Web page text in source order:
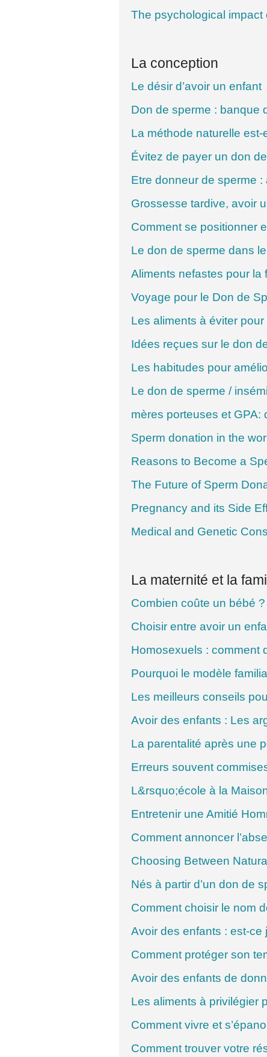
The psychological
La conception
Le désir d’avoir un enfant
Don de sperme : banque
La méthode naturelle
Évitez de payer un don
Etre donneur de sperme
Grossesse tardive, avoir
Comment se positionner
Le don de sperme dans
Aliments nefastes pour la
Voyage pour le Don de
Les aliments à éviter
Idées reçues sur le don
Les habitudes pour
Le don de sperme /
mères porteuses et GPA:
Sperm donation in the
Reasons to Become a
The Future of Sperm
Pregnancy and its Side
Medical and Genetic
La maternité et la
Combien coûte un bébé ?
Choisir entre avoir un
Homosexuels : comment
Pourquoi le modèle
Les meilleurs conseils
Avoir des enfants : Les
La parentalité après une
Erreurs souvent
L&rsquo;école à la
Entretenir une Amitié
Comment annoncer
Choosing Between
Nés à partir d’un don de
Comment choisir le nom
Avoir des enfants : est-ce
Comment protéger son
Avoir des enfants de
Les aliments à privilégier
Comment vivre et
Comment trouver votre